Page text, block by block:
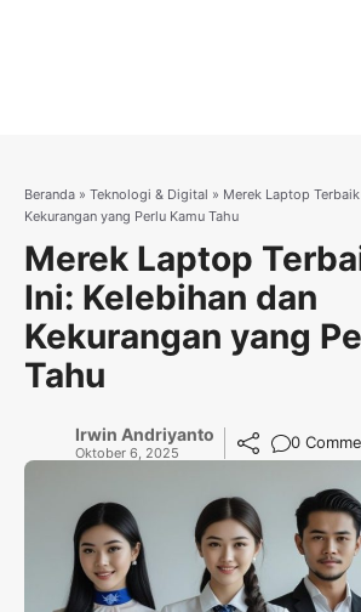
Beranda » Teknologi & Digital » Merek Laptop
Kekurangan yang Perlu Kamu Tahu
Merek Laptop
Ini: Kelebihan dan
Kekurangan yang
Tahu
Irwin Andriyanto
Oktober 6, 2025
0